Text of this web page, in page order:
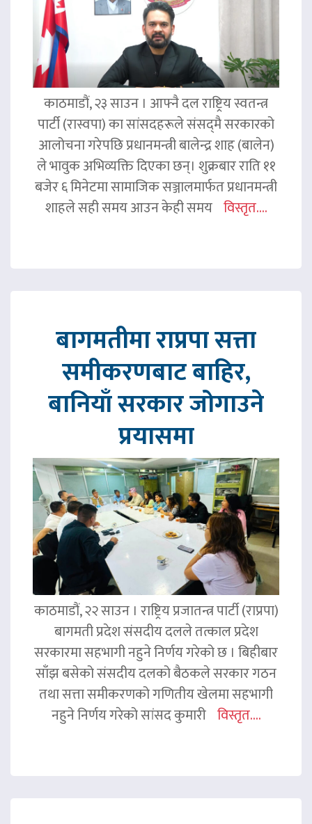
काठमाडौं, २३ साउन । आफ्नै दल राष्ट्रिय स्वतन्त्र
पार्टी (रास्वपा) का सांसदहरूले संसद्‌मै सरकारको
आलोचना गरेपछि प्रधानमन्त्री बालेन्द्र शाह (बालेन)
ले भावुक अभिव्यक्ति दिएका छन्। शुक्रबार राति ११
बजेर ६ मिनेटमा सामाजिक सञ्जालमार्फत प्रधानमन्त्री
शाहले सही समय आउन केही समय विस्तृत....
बागमतीमा राप्रपा सत्ता
समीकरणबाट बाहिर,
बानियाँ सरकार जोगाउने
प्रयासमा
काठमाडौं, २२ साउन । राष्ट्रिय प्रजातन्त्र पार्टी (राप्रपा)
बागमती प्रदेश संसदीय दलले तत्काल प्रदेश
सरकारमा सहभागी नहुने निर्णय गरेको छ । बिहीबार
साँझ बसेको संसदीय दलको बैठकले सरकार गठन
तथा सत्ता समीकरणको गणितीय खेलमा सहभागी
नहुने निर्णय गरेको सांसद कुमारी विस्तृत....